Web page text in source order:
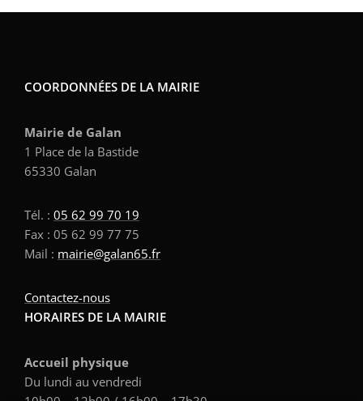
COORDONNÉES DE LA MAIRIE
Mairie de Galan
1 Place de la Bastide
65330 Galan
Tél. : 05 62 99 70 19
Fax : 05 62 99 77 75
Mail : mairie@galan65.fr
Contactez-nous
HORAIRES DE LA MAIRIE
Accueil physique
Du lundi au vendredi